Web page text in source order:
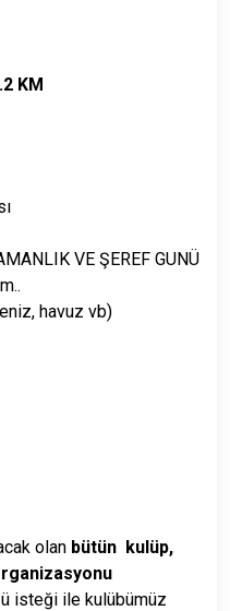
KM
VE ŞEREF GUNÜ
havuz vb)
olan bütün kulüp,
isteği ile kulübümüz